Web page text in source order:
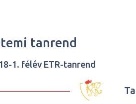
tanrend
1. félév ETR-tanrend